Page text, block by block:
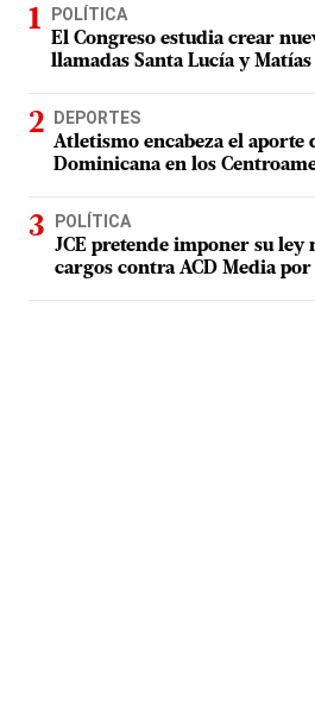
POLÍTICA
El Congreso estudia crear
llamadas Santa Lucía y
DEPORTES
Atletismo encabeza el aporte
Dominicana en los
POLÍTICA
JCE pretende imponer su
cargos contra ACD Media